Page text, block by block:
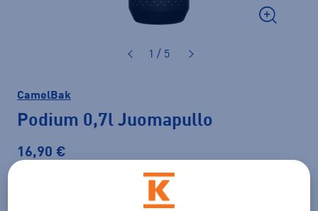
1 / 5
CamelBak
Podium 0,7l Juomapullo
16,90 €